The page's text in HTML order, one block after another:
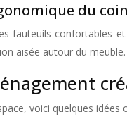
du
fauteuils confortables
aisée autour du
voici quelques